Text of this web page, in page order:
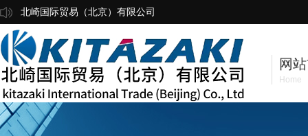
北崎国际贸易（北京）有限公司
网
Home